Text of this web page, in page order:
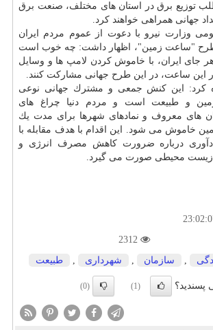
توزیع برق در استان های مختلف، صنعت برق
جهانی همراهی خواهند كرد.
وزارت نیرو با دعوت از عموم مردم ایران
"ساعت زمین"، اظهار داشت: چه خوب است
جای ایران، با خاموش كردن لامپ ها و وسایل
این ساعت، در این طرح جهانی مشاركت كنند.
كرد: این كنش جمعی و مشترك جهانی نوعی
و طبیعت است و مردم دنیا چراغ های
های معروف و نمادهای شهرها برای مدت یك
خاموش می شود. این اقدام با هدف مقابله با
درباره ضرورت كاهش مصرف انرژی و
زیست محیطی صورت می گیرد.
, سازمان , شهرداری , طبیعت
پسندید؟ (1)
(0)